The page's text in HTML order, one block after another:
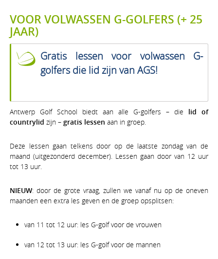
VOOR VOLWASSEN G-GOLFERS (+ 25
JAAR)
Gratis lessen voor volwassen G-
golfers die lid zijn van AGS!
Antwerp Golf School biedt aan alle G-golfers – die lid of
countrylid zijn – gratis lessen aan in groep.
Deze lessen gaan telkens door op de laatste zondag van de
maand (uitgezonderd december). Lessen gaan door van 12 uur
tot 13 uur.
NIEUW: door de grote vraag, zullen we vanaf nu op de oneven
maanden een extra les geven en de groep opsplitsen:
van 11 tot 12 uur: les G-golf voor de vrouwen
van 12 tot 13 uur: les G-golf voor de mannen